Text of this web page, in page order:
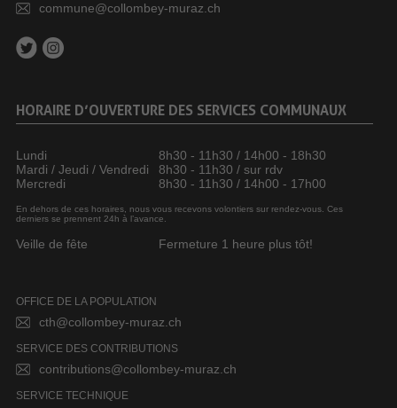
commune@collombey-muraz.ch
HORAIRE D’OUVERTURE DES SERVICES COMMUNAUX
Lundi
8h30 - 11h30 / 14h00 - 18h30
Mardi / Jeudi / Vendredi
8h30 - 11h30 / sur rdv
Mercredi
8h30 - 11h30 / 14h00 - 17h00
En dehors de ces horaires, nous vous recevons volontiers sur rendez-vous. Ces
derniers se prennent 24h à l’avance.
Veille de fête Fermeture 1 heure plus tôt!
OFFICE DE LA POPULATION
cth@collombey-muraz.ch
SERVICE DES CONTRIBUTIONS
contributions@collombey-muraz.ch
SERVICE TECHNIQUE